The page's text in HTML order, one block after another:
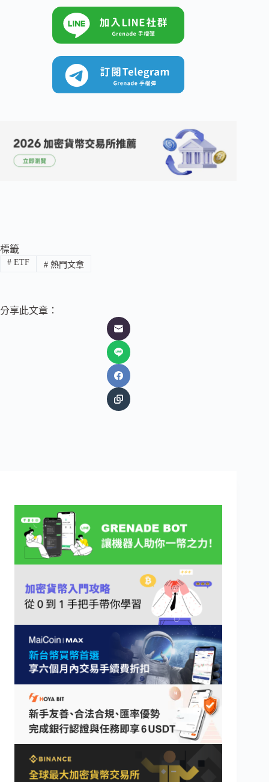
標籤
#ETF #熱門文章
分享此文章：